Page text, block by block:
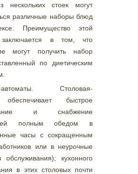
нескольких стоек могут
различные наборы блюд
Преимущество этой
в том, что
могут получить набор
по диетическим
автоматы. Столовая-
обеспечивает быстрое
и снабжение
полным обедом в
часы с сокращенным
или в неурочные
кухонного
в этих столовых почти